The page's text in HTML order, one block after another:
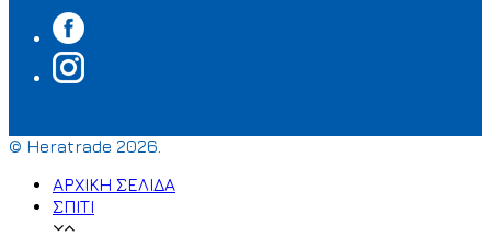
© Heratrade 2026.
ΑΡΧΙΚΗ ΣΕΛΙΔΑ
ΣΠΙΤΙ